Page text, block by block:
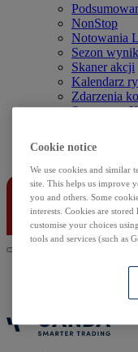
NonStop
Notowania
Sezon
Skaner akcji
Kalendarz
Zdarzenia
Sentyment
Kontakt
Cookie notice
We use cookies and similar
site. This helps us improve
you and others. Some
interests. Cookies are
customise your choices
tools and services (such as